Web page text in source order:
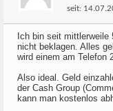
seit:
Ich bin seit
nicht beklagen. Alles
wird einem am Telefon
Also ideal. Geld
der Cash Group
kann man kostenlos